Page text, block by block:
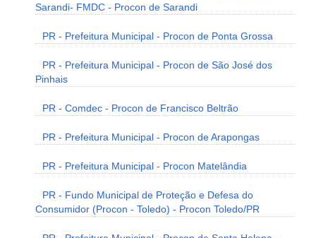
Sarandi- FMDC - Procon de Sarandi
PR - Prefeitura Municipal - Procon de Ponta Grossa
PR - Prefeitura Municipal - Procon de São José dos
Pinhais
PR - Comdec - Procon de Francisco Beltrão
PR - Prefeitura Municipal - Procon de Arapongas
PR - Prefeitura Municipal - Procon Matelândia
PR - Fundo Municipal de Proteção e Defesa do
Consumidor (Procon - Toledo) - Procon Toledo/PR